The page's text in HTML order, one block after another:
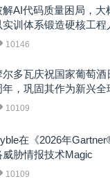
解AI代码质量困局，大
实训体系锻造硬核工程
10146
尔多瓦庆祝国家葡萄酒
年，巩固其作为新兴全
酒目的地的地位
10109
在《2026年
威胁情报技术Magic
》中获评“挑战
10109